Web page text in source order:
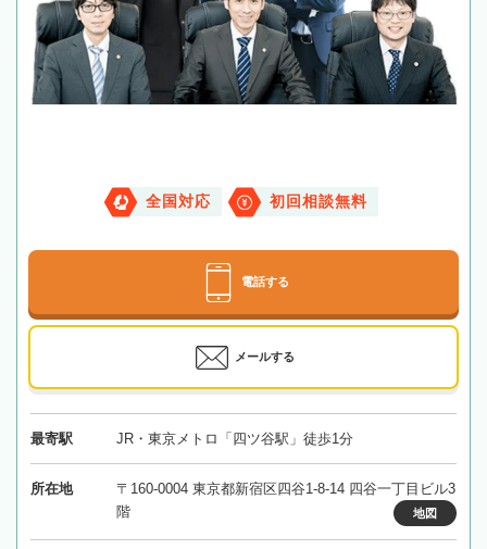
全国対応 初回相談無料
電話する
メールする
最寄駅 JR・東京メトロ「四ツ谷駅」徒歩1分
所在地
〒160-0004 東京都新宿区四谷1-8-14 四谷一丁目ビル3
階
地図